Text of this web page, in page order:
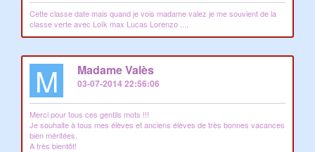
Cette classe date mais quand je vois madame valez je me souvient de la
classe verte avec Loïk max Lucas Lorenzo ....
M Madame Valès
03-07-2014 22:56:06
Merci pour tous ces gentils mots !!!
Je souhaite à tous mes élèves et anciens élèves de très bonnes vacances
bien méritées.
A très bientôt!